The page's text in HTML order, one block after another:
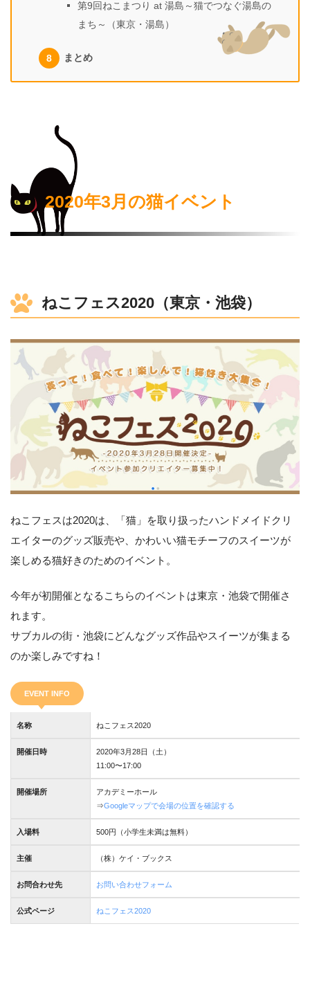
第9回ねこまつり at 湯島～猫でつなぐ湯島の
まち～（東京・湯島）
まとめ
2020年3月の猫イベント
ねこフェス2020（東京・池袋）
ねこフェスは2020は、「猫」を取り扱ったハンドメイドクリ
エイターのグッズ販売や、かわいい猫モチーフのスイーツが
楽しめる猫好きのためのイベント。
今年が初開催となるこちらのイベントは東京・池袋で開催さ
れます。
サブカルの街・池袋にどんなグッズ作品やスイーツが集まる
のか楽しみですね！
EVENT INFO
名称 ねこフェス2020
開催日時
2020年3月28日（土）
11:00〜17:00
開催場所
アカデミーホール
⇒Googleマップで会場の位置を確認する
入場料 500円（小学生未満は無料）
主催 （株）ケイ・ブックス
お問合わせ先 お問い合わせフォーム
公式ページ ねこフェス2020